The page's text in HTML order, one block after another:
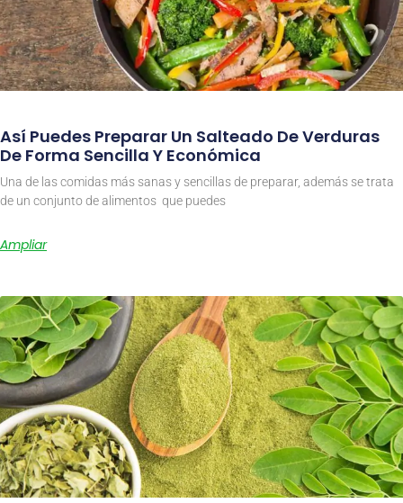
Así Puedes Preparar Un Salteado De Verduras
De Forma Sencilla Y Económica
Una de las comidas más sanas y sencillas de preparar, además se trata
de un conjunto de alimentos que puedes
Ampliar